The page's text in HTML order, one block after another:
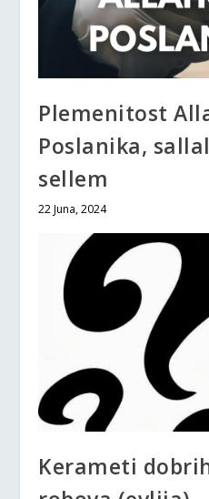
Plemenitost
Poslanika,
sellem
22 Juna, 2024
Kerameti